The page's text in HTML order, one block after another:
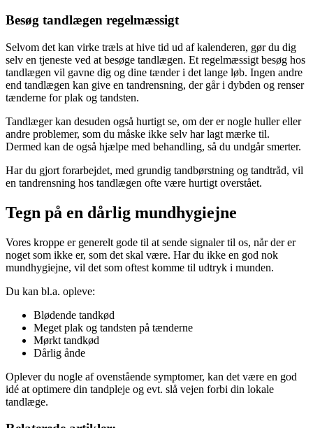
Besøg tandlægen regelmæssigt
Selvom det kan virke træls at hive tid ud af kalenderen, gør du dig
selv en tjeneste ved at besøge tandlægen. Et regelmæssigt besøg hos
tandlægen vil gavne dig og dine tænder i det lange løb. Ingen andre
end tandlægen kan give en tandrensning, der går i dybden og renser
tænderne for plak og tandsten.
Tandlæger kan desuden også hurtigt se, om der er nogle huller eller
andre problemer, som du måske ikke selv har lagt mærke til.
Dermed kan de også hjælpe med behandling, så du undgår smerter.
Har du gjort forarbejdet, med grundig tandbørstning og tandtråd, vil
en tandrensning hos tandlægen ofte være hurtigt overstået.
Tegn på en dårlig mundhygiejne
Vores kroppe er generelt gode til at sende signaler til os, når der er
noget som ikke er, som det skal være. Har du ikke en god nok
mundhygiejne, vil det som oftest komme til udtryk i munden.
Du kan bl.a. opleve:
Blødende tandkød
Meget plak og tandsten på tænderne
Mørkt tandkød
Dårlig ånde
Oplever du nogle af ovenstående symptomer, kan det være en god
idé at optimere din tandpleje og evt. slå vejen forbi din lokale
tandlæge.